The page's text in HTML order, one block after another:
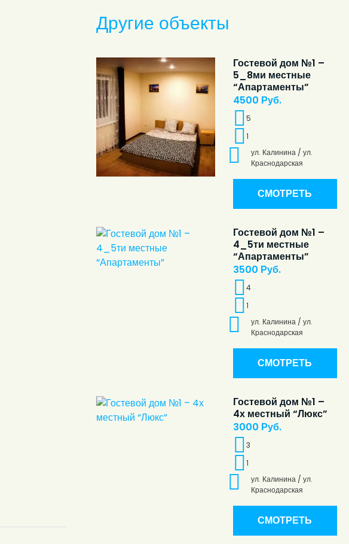
Другие объекты
Гостевой дом №1 –
5_8ми местные
“Апартаменты”
4500 Руб.
5
1
ул. Калинина / ул.
Краснодарская
СМОТРЕТЬ
Гостевой дом №1 –
4_5ти местные
“Апартаменты”
3500 Руб.
4
1
ул. Калинина / ул.
Краснодарская
СМОТРЕТЬ
Гостевой дом №1 –
4х местный “Люкс”
3000 Руб.
3
1
ул. Калинина / ул.
Краснодарская
СМОТРЕТЬ